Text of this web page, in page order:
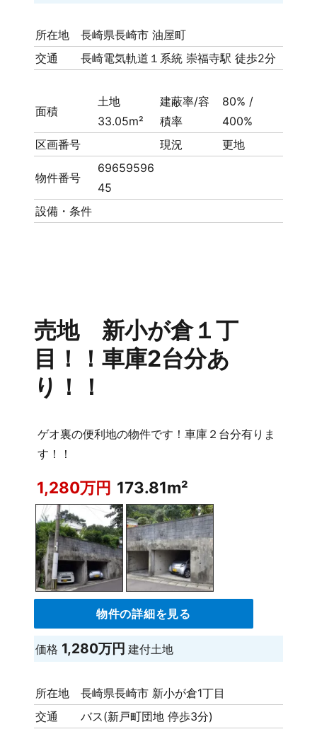
所在地
長崎県長崎市 油屋町
交通
長崎電気軌道１系統 崇福寺駅 徒歩2分
面積
土地
33.05m²
建蔽率/容
積率
80% /
400%
区画番号
現況 更地
物件番号
69659596
45
設備・条件
売地 新小が倉１丁
目！！車庫2台分あ
り！！
ゲオ裏の便利地の物件です！車庫２台分有りま
す！！
1,280万円 173.81m²
物件の詳細を見る
価格 1,280万円 建付土地
所在地
長崎県長崎市 新小が倉1丁目
交通
バス(新戸町団地 停歩3分)